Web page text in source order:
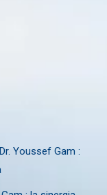
Youssef Gam :